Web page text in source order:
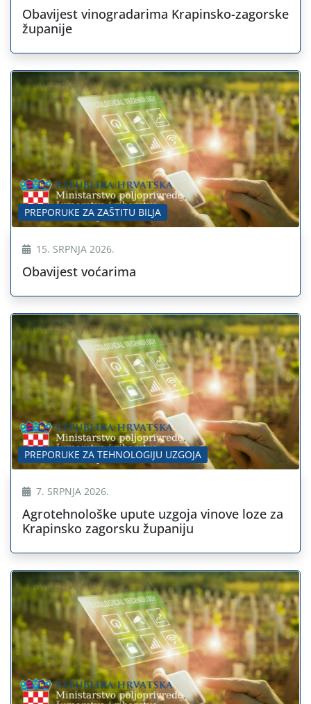
Obavijest vinogradarima Krapinsko-zagorske
županije
PREPORUKE ZA ZAŠTITU BILJA
15. SRPNJA 2026.
Obavijest voćarima
PREPORUKE ZA TEHNOLOGIJU UZGOJA
7. SRPNJA 2026.
Agrotehnološke upute uzgoja vinove loze za
Krapinsko zagorsku županiju